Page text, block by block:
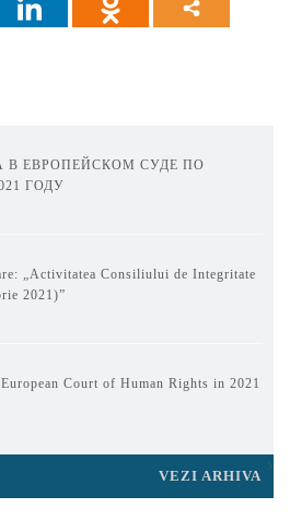
В ЕВРОПЕЙСКОМ СУДЕ ПО
ГОДУ
„Activitatea Consiliului de Integritate
2021)”
Court of Human Rights in 2021
VEZI ARHIVA